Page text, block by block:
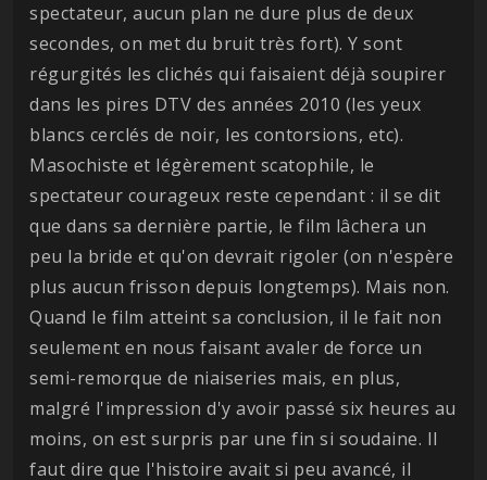
spectateur, aucun plan ne dure plus de deux
secondes, on met du bruit très fort). Y sont
régurgités les clichés qui faisaient déjà soupirer
dans les pires DTV des années 2010 (les yeux
blancs cerclés de noir, les contorsions, etc).
Masochiste et légèrement scatophile, le
spectateur courageux reste cependant : il se dit
que dans sa dernière partie, le film lâchera un
peu la bride et qu'on devrait rigoler (on n'espère
plus aucun frisson depuis longtemps). Mais non.
Quand le film atteint sa conclusion, il le fait non
seulement en nous faisant avaler de force un
semi-remorque de niaiseries mais, en plus,
malgré l'impression d'y avoir passé six heures au
moins, on est surpris par une fin si soudaine. Il
faut dire que l'histoire avait si peu avancé, il